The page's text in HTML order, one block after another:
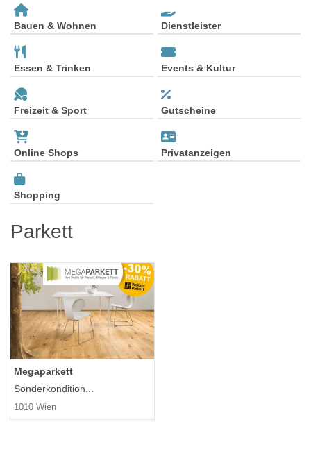
Bauen & Wohnen Dienstleister
Essen & Trinken Events & Kultur
Freizeit & Sport Gutscheine
Online Shops Privatanzeigen
Shopping
Parkett
Megaparkett
Sonderkondition...
1010 Wien